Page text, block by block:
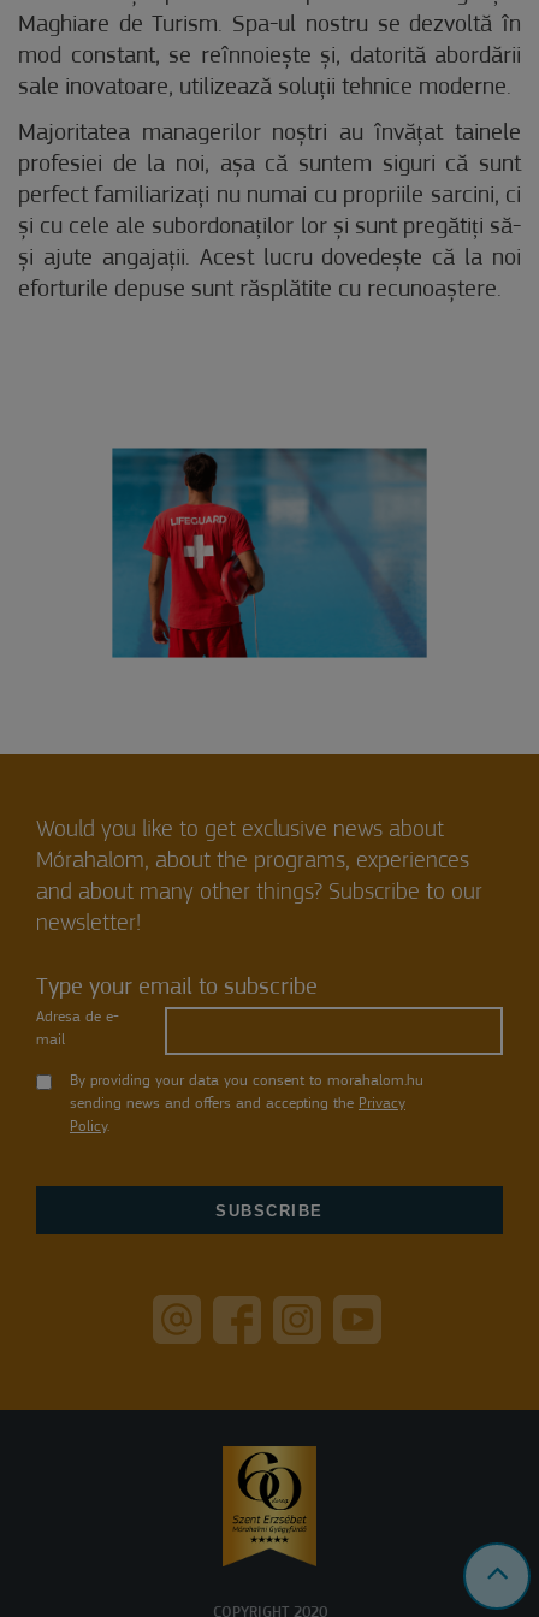
Maghiare de Turism. Spa-ul nostru se dezvoltă în
mod constant, se reînnoiește și, datorită abordării
sale inovatoare, utilizează soluții tehnice moderne.
Majoritatea managerilor noștri au învățat tainele
profesiei de la noi, așa că suntem siguri că sunt
perfect familiarizați nu numai cu propriile sarcini, ci
și cu cele ale subordonaților lor și sunt pregătiți să-
și ajute angajații. Acest lucru dovedește că la noi
eforturile depuse sunt răsplătite cu recunoaștere.
Would you like to get exclusive news about
Mórahalom, about the programs, experiences
and about many other things? Subscribe to our
newsletter!
Type your email to subscribe
Adresa de e-
mail
By providing your data you consent to morahalom.hu
sending news and offers and accepting the Privacy
Policy.
COPYRIGHT 2020